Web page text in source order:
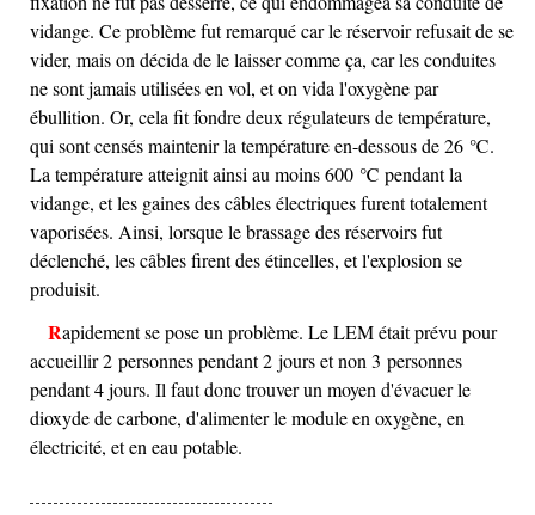
vidange. Ce problème fut remarqué car le réservoir refusait de se
vider, mais on décida de le laisser comme ça, car les conduites
ne sont jamais utilisées en vol, et on vida l'oxygène par
ébullition. Or, cela fit fondre deux régulateurs de température,
qui sont censés maintenir la température en-dessous de 26 ℃.
La température atteignit ainsi au moins 600 ℃ pendant la
vidange, et les gaines des câbles électriques furent totalement
vaporisées. Ainsi, lorsque le brassage des réservoirs fut
déclenché, les câbles firent des étincelles, et l'explosion se
produisit.
Rapidement se pose un problème. Le LEM était prévu pour
accueillir 2 personnes pendant 2 jours et non 3 personnes
pendant 4 jours. Il faut donc trouver un moyen d'évacuer le
dioxyde de carbone, d'alimenter le module en oxygène, en
électricité, et en eau potable.